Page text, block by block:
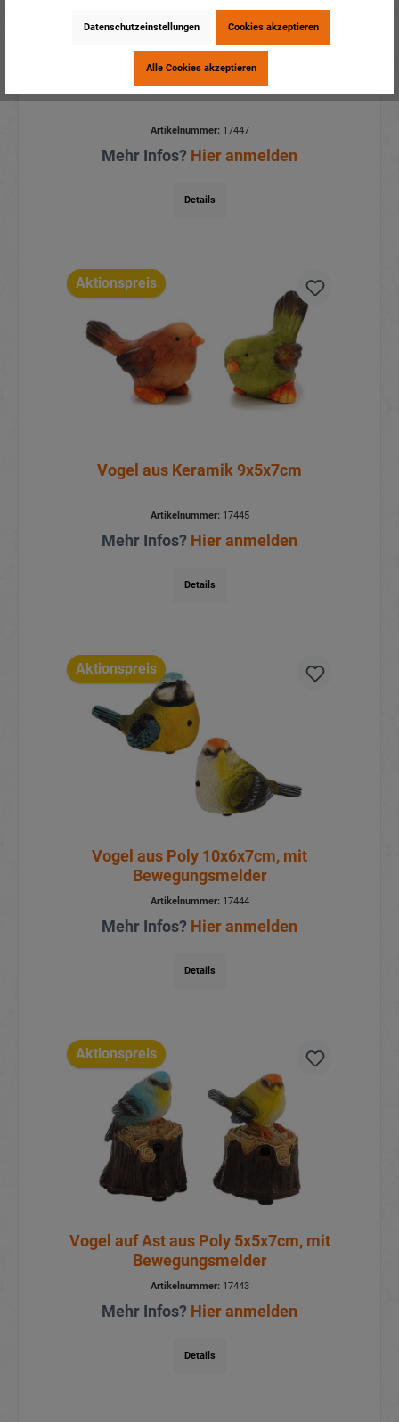
Vogel aus Keramik 17x9x11cm
Artikelnummer:17447
Mehr Infos? Hier anmelden
Details
Aktionspreis
Vogel aus Keramik 9x5x7cm
Artikelnummer:17445
Mehr Infos? Hier anmelden
Details
Aktionspreis
Vogel aus Poly 10x6x7cm, mit
Bewegungsmelder
Artikelnummer:17444
Mehr Infos? Hier anmelden
Details
Aktionspreis
Vogel auf Ast aus Poly 5x5x7cm, mit
Bewegungsmelder
Artikelnummer:17443
Mehr Infos? Hier anmelden
Details
Datenschutzeinstellungen Cookies akzeptieren
Alle Cookies akzeptieren